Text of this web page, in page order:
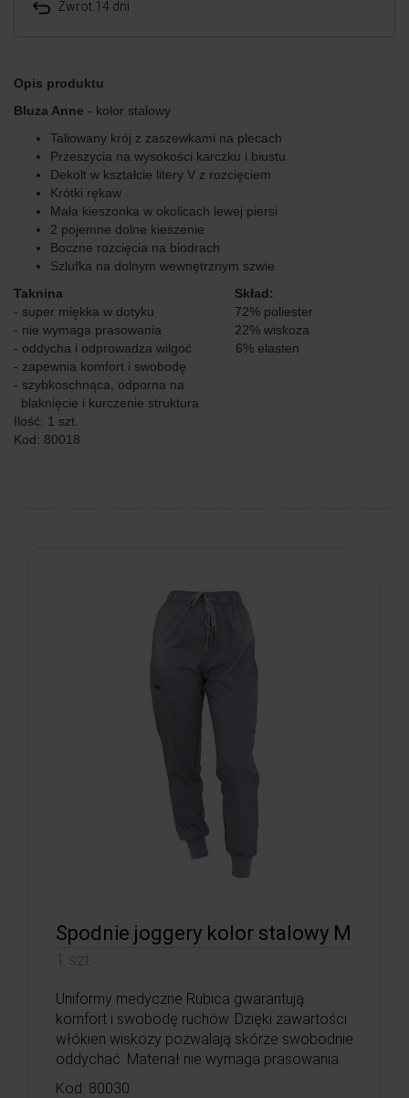
Zwrot 14 dni
Opis produktu
Bluza Anne - kolor stalowy
Taliowany krój z zaszewkami na plecach
Przeszycia na wysokości karczku i biustu
Dekolt w kształcie litery V z rozcięciem
Krótki rękaw
Mała kieszonka w okolicach lewej piersi
2 pojemne dolne kieszenie
Boczne rozcięcia na biodrach
Szlufka na dolnym wewnętrznym szwie
Taknina Skład:
- super miękka w dotyku 72% poliester
- nie wymaga prasowania 22% wiskoza
- oddycha i odprowadza wilgoć 6% elasten
- zapewnia komfort i swobodę
- szybkoschnąca, odporna na
blaknięcie i kurczenie struktura
Ilość: 1 szt.
Kod: 80018
Spodnie joggery kolor stalowy M
1 szt.
Uniformy medyczne Rubica gwarantują
komfort i swobodę ruchów. Dzięki zawartości
włókien wiskozy pozwalają skórze swobodnie
oddychać. Materiał nie wymaga prasowania.
Kod: 80030